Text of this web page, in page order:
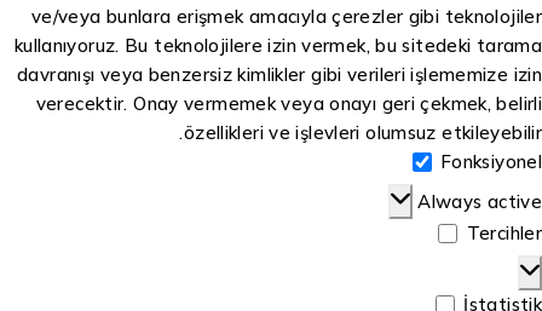
ve/veya bunlara erişmek amacıyla çerezler gibi
kullanıyoruz. Bu teknolojilere izin vermek, bu sitedeki
davranışı veya benzersiz kimlikler gibi verileri işlememize
verecektir. Onay vermemek veya onayı geri çekmek,
özellikleri ve işlevleri olumsuz
Always